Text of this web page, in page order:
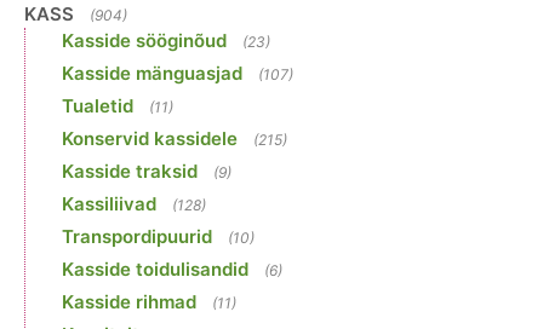
KASS (904)
Kasside sööginõud (23)
Kasside mänguasjad (107)
Tualetid (11)
Konservid kassidele (215)
Kasside traksid (9)
Kassiliivad (128)
Transpordipuurid (10)
Kasside toidulisandid (6)
Kasside rihmad (11)